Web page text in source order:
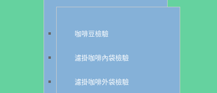
咖啡豆檢驗
濾掛咖啡內袋檢驗
濾掛咖啡外袋檢驗